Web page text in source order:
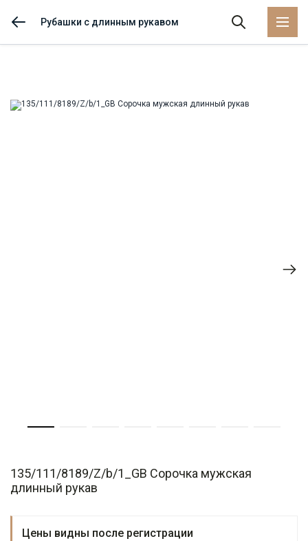
Рубашки с длинным рукавом
135/111/8189/Z/b/1_GB Сорочка мужская
длинный рукав
Цены видны после регистрации